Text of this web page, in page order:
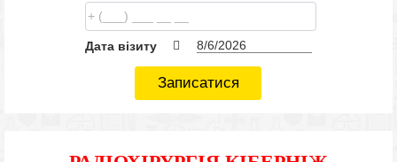
Дата візиту
Записатися